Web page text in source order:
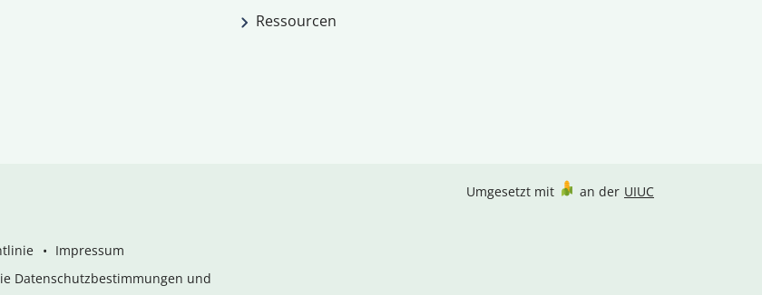
Ressourcen
Impressum
Datenschutzbestimmungen und
Umgesetzt mit an der UIUC